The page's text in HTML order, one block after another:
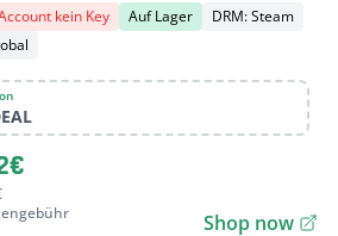
kein Key Auf Lager
DRM: Steam
Shop now